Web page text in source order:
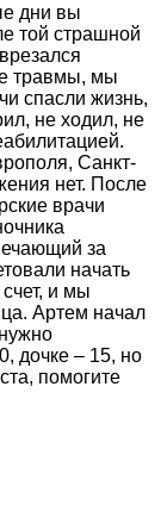
дни вы
той страшной
травмы, мы
спасли жизнь,
не ходил, не
Санкт-
нет. После
врачи
за
начать
и мы
Артем начал
дочке – 15, но
помогите